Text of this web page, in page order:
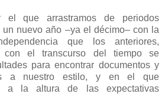
que arrastramos de periodos
un nuevo año –ya el décimo– con la
que los anteriores,
con el transcurso del tiempo se
para encontrar documentos y
a nuestro estilo, y en el que
a la altura de las expectativas